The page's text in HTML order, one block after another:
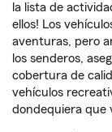
la lista de
ellos! Los
aventuras, pero
los senderos,
cobertura de
vehículos
dondequiera que